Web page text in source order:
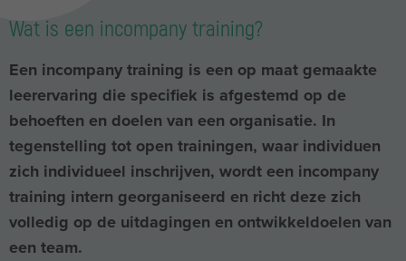
Wat is een incompany training?
Een incompany training is een op maat gemaakte
leerervaring die specifiek is afgestemd op de
behoeften en doelen van een organisatie. In
tegenstelling tot open trainingen, waar individuen
zich individueel inschrijven, wordt een incompany
training intern georganiseerd en richt deze zich
volledig op de uitdagingen en ontwikkeldoelen van
een team.